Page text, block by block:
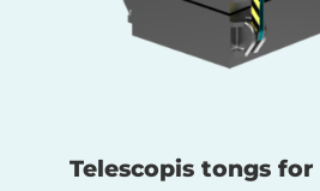
Telescopis tongs